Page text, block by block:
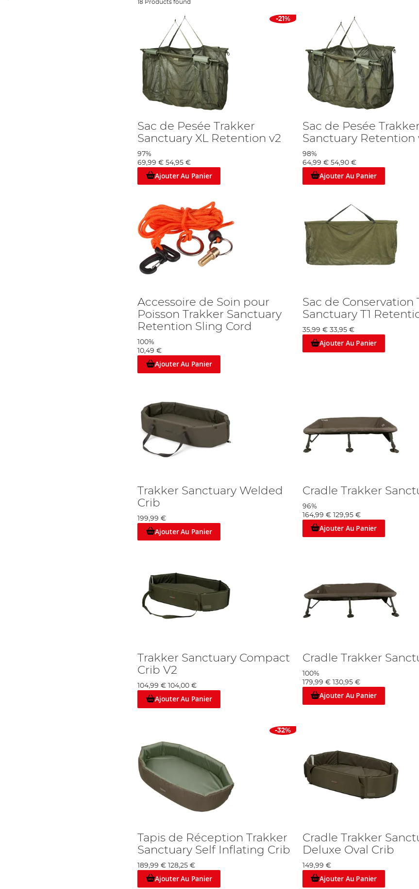
18 Products found
-21%
Sac de Pesée Trakker
Sanctuary XL Retention v2
97%
69,99 € 54,95 €
Ajouter Au Panier
Sac de Pesée
Sanctuary Retention
98%
64,99 € 54,90 €
Ajouter Au Panier
Accessoire de Soin pour
Poisson Trakker Sanctuary
Retention Sling Cord
100%
10,49 €
Ajouter Au Panier
Sac de Conservation
Sanctuary T1
35,99 € 33,95 €
Ajouter Au Panier
Trakker Sanctuary Welded
Crib
199,99 €
Ajouter Au Panier
Cradle Trakker
96%
164,99 € 129,95 €
Ajouter Au Panier
Trakker Sanctuary Compact
Crib V2
104,99 € 104,00 €
Ajouter Au Panier
Cradle Trakker
100%
179,99 €
130,95 €
Ajouter Au Panier
-32%
Tapis de Réception Trakker
Sanctuary Self Inflating Crib
189,99 € 128,25 €
Ajouter Au Panier
Cradle Trakker
Deluxe Oval Crib
149,99 €
Ajouter Au Panier